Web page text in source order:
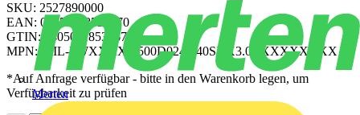
Merten
SKU: 2527890000
EAN: 04050118538670
GTIN: 04050118538670
MPN: WIL-LWXXXX-6500D024-240SXX3.0BXXXXXXXX
*Auf Anfrage verfügbar - bitte in den Warenkorb legen, um
Verfügbarkeit zu prüfen